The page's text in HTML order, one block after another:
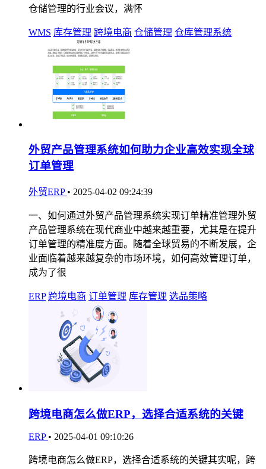
仓储管理的行业会议，满怀
WMS 库存管理 跨境电商 仓储管理 仓库管理系统
外贸产品管理系统如何助力企业高效实现全球
订单管理
外贸ERP • 2025-04-02 09:24:39
一、如何通过外贸产品管理系统实现订单精准管理外贸
产品管理系统在现代商业中越来越重要，尤其是在提升
订单管理的精准度方面。随着全球贸易的不断发展，企
业面临着越来越复杂的市场环境，如何高效管理订单，
成为了很
ERP 跨境电商 订单管理 库存管理 选品策略
跨境电商怎么做ERP，选择合适系统的关键
ERP • 2025-04-01 09:10:26
跨境电商怎么做ERP，选择合适系统的关键其实呢，跨